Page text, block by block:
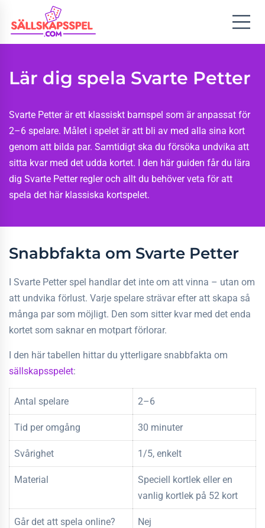
Lär dig spela Svarte Petter
Svarte Petter är ett klassiskt barnspel som är anpassat för
2–6 spelare. Målet i spelet är att bli av med alla sina kort
genom att bilda par. Samtidigt ska du försöka undvika att
sitta kvar med det udda kortet. I den här guiden får du lära
dig Svarte Petter regler och allt du behöver veta för att
spela det här klassiska kortspelet.
Snabbfakta om Svarte Petter
I Svarte Petter spel handlar det inte om att vinna – utan om
att undvika förlust. Varje spelare strävar efter att skapa så
många par som möjligt. Den som sitter kvar med det enda
kortet som saknar en motpart förlorar.
I den här tabellen hittar du ytterligare snabbfakta om
sällskapsspelet:
Antal spelare 2–6
Tid per omgång 30 minuter
Svårighet 1/5, enkelt
Material
Speciell kortlek eller en
vanlig kortlek på 52 kort
Går det att spela online? Nej